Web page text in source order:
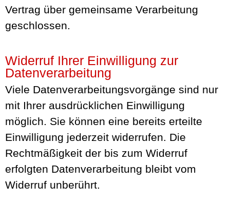
Vertrag über gemeinsame Verarbeitung
geschlossen.
Widerruf Ihrer Einwilligung zur
Datenverarbeitung
Viele Datenverarbeitungsvorgänge sind nur
mit Ihrer ausdrücklichen Einwilligung
möglich. Sie können eine bereits erteilte
Einwilligung jederzeit widerrufen. Die
Rechtmäßigkeit der bis zum Widerruf
erfolgten Datenverarbeitung bleibt vom
Widerruf unberührt.